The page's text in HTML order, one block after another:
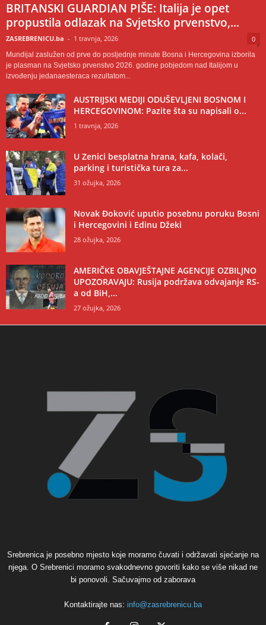
BRITANSKI GUARDIAN PIŠE: Italija je opet
propustila odlazak na Svjetsko prvenstvo,...
ZASREBRENICU.ba - 1 travnja, 2026 0
Mundijal zaslužen od prve do posljednje minute Bosna i Hercegovina izborila
je plasman na Svjetsko prvenstvo 2026. godine pobjedom nad Italijom u
izvođenju jedanaesteraca rezultatom...
AUSTRIJSKI MEDIJI ODUŠEVLJENI BOSNOM I
HERCEGOVINOM: Pazite šta su napisali o...
1 travnja, 2026
U Zenici besplatna hrana, kafa, kolači,
parking i turistička tura za...
31 ožujka, 2026
Novak Đoković uputio posebnu poruku Bosni
i Hercegovini i Edinu Džeki
28 ožujka, 2026
AMERIČKE OBAVJEŠTAJNE AGENCIJE OZBILJNO
UPOZORAVAJU: Rusija podržava odvajanje RS-
a od BiH,...
27 ožujka, 2026
Srebrenica je posebno mjesto koje moramo čuvati i održavati sjećanje na
njega. O Srebrenici moramo svakodnevno govoriti kako se više nikad ne
bi ponovoli. Sačuvajmo od zaborava
Kontaktirajte nas: info@zasrebrenicu.ba